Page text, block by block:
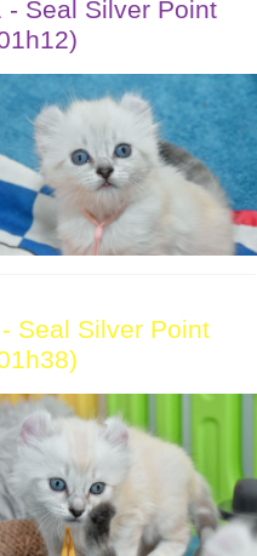
Seal Silver Point
Seal Silver Point